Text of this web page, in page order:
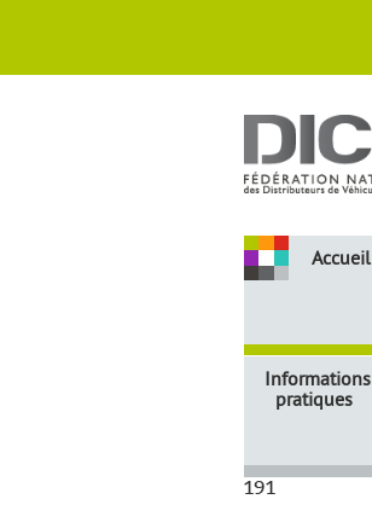
Accueil
Informations
pratiques
191